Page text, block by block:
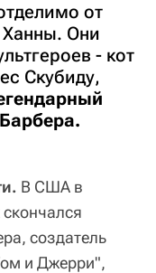
от
Ханны. Они
- кот
Скубиду,
В США в
создатель
и Джерри",